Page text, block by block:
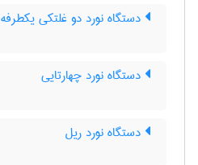
دستگاه نورد دو غلتکی یکطرفه
دستگاه نورد چهارتایی
دستگاه نورد ریل